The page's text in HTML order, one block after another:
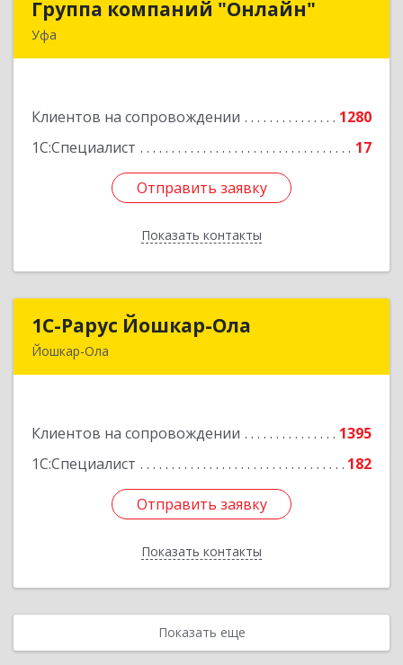
Группа компаний "Онлайн"
Уфа
Клиентов на сопровождении
1280
1С:Специалист
17
Отправить заявку
Показать контакты
Группа компаний "Онлайн"
Подробнее
Отправить заявку
Назад
1С-Рарус Йошкар-Ола
Йошкар-Ола
Клиентов на сопровождении
1395
1С:Специалист
182
Отправить заявку
Показать контакты
1С-Рарус Йошкар-Ола
Подробнее
Отправить заявку
Назад
Показать еще